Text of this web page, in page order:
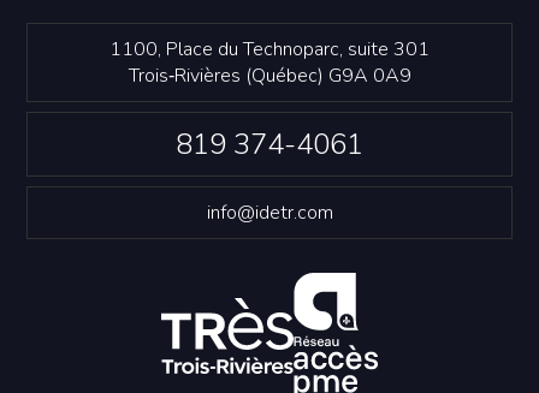
1100, Place du Technoparc, suite 301
Trois‑Rivières (Québec) G9A 0A9
819 374-4061
info@idetr.com